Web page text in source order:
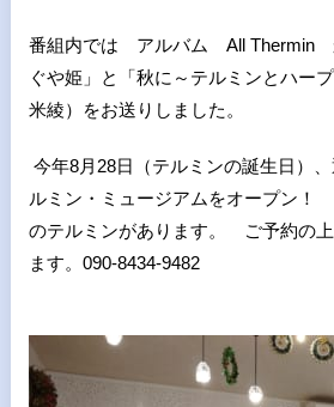
番組内では アルバム All Thermin
ぐや姫」と「秋に～テルミンとハー
米綾）をお送りしました。
今年8月28日（テルミンの誕生日）
ルミン・ミュージアムをオープン！
のテルミンがあります。 ご予約の
ます。090-8434-9482